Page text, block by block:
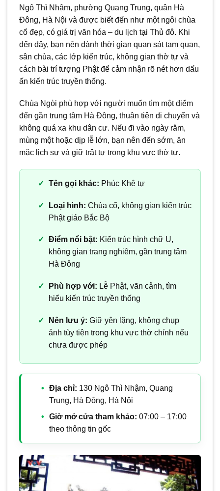
Ngô Thì Nhậm, phường Quang Trung, quận Hà
Đông, Hà Nội và được biết đến như một ngôi chùa
cổ đẹp, có giá trị văn hóa – du lịch tại Thủ đô. Khi
đến đây, bạn nên dành thời gian quan sát tam quan,
sân chùa, các lớp kiến trúc, không gian thờ tự và
cách bài trí tượng Phật để cảm nhận rõ nét hơn dấu
ấn kiến trúc truyền thống.
Chùa Ngòi phù hợp với người muốn tìm một điểm
đến gần trung tâm Hà Đông, thuận tiện di chuyển và
không quá xa khu dân cư. Nếu đi vào ngày rằm,
mùng một hoặc dịp lễ lớn, bạn nên đến sớm, ăn
mặc lịch sự và giữ trật tự trong khu vực thờ tự.
Tên gọi khác: Phúc Khê tự
Loại hình: Chùa cổ, không gian kiến trúc
Phật giáo Bắc Bộ
Điểm nổi bật: Kiến trúc hình chữ U,
không gian trang nghiêm, gần trung tâm
Hà Đông
Phù hợp với: Lễ Phật, vãn cảnh, tìm
hiểu kiến trúc truyền thống
Nên lưu ý: Giữ yên lặng, không chụp
ảnh tùy tiện trong khu vực thờ chính nếu
chưa được phép
Địa chỉ: 130 Ngô Thì Nhậm, Quang
Trung, Hà Đông, Hà Nội
Giờ mở cửa tham khảo: 07:00 – 17:00
theo thông tin gốc